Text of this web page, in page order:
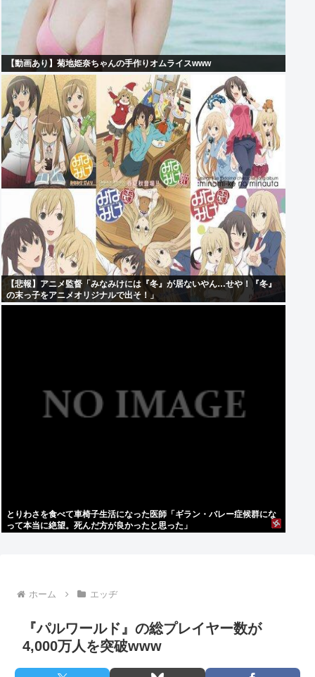
【動画あり】菊地姫奈ちゃんの手作りオムライスwww
【悲報】アニメ監督「みなみけには『冬』が居ないやん…せや！『冬』
の末っ子をアニメオリジナルで出そ！」
とりわさを食べて車椅子生活になった医師「ギラン・バレー症候群にな
って本当に絶望。死んだ方が良かったと思った」
ホーム エッヂ
『パルワールド』の総プレイヤー数が
4,000万人を突破www